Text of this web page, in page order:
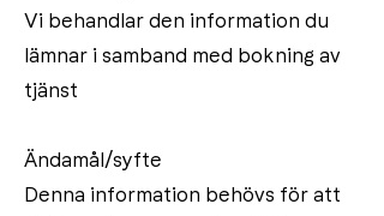
Vi behandlar den information du
lämnar i samband med bokning av
tjänst
Ändamål/syfte
Denna information behövs för att